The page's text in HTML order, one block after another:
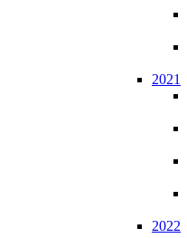
2021
2022